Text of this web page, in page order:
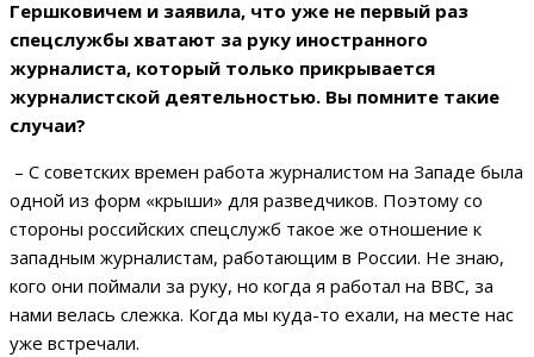
Гершковичем и заявила, что уже не первый раз
спецслужбы хватают за руку иностранного
журналиста, который только прикрывается
журналистской деятельностью. Вы помните такие
случаи?
– С советских времен работа журналистом на Западе была
одной из форм «крыши» для разведчиков. Поэтому со
стороны российских спецслужб такое же отношение к
западным журналистам, работающим в России. Не знаю,
кого они поймали за руку, но когда я работал на BBC, за
нами велась слежка. Когда мы куда-то ехали, на месте нас
уже встречали.